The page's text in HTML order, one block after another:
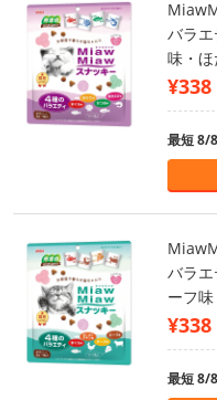
バラ
味・
¥338
最短 8/
バラ
ーフ
¥338
最短 8/